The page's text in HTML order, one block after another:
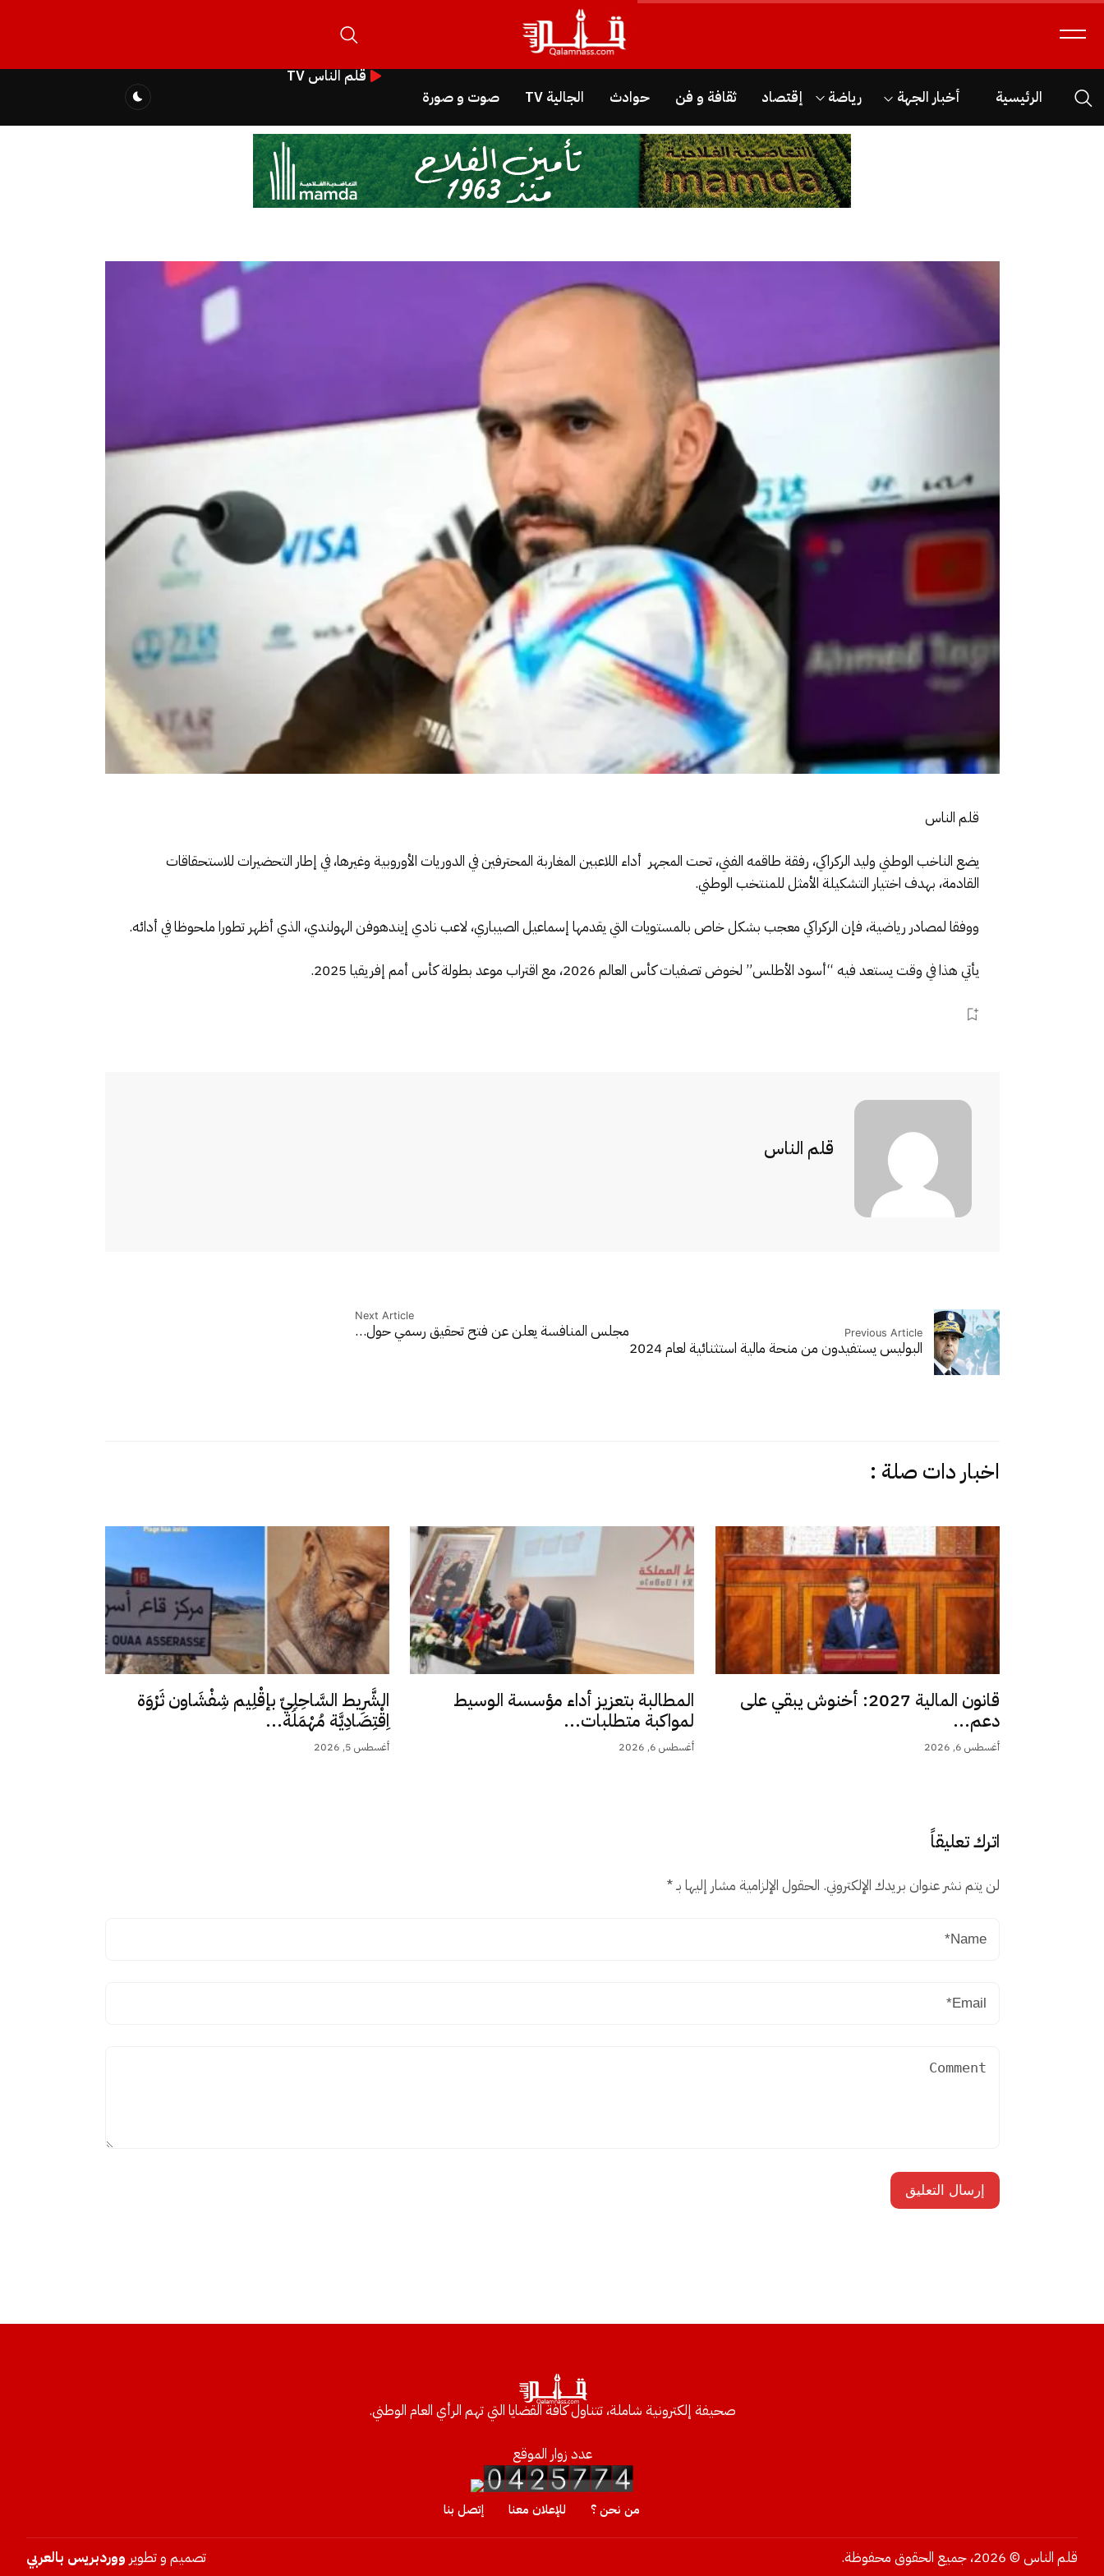
الرئيسية أخبار الجهة رياضة إقتصاد ثقافة و فن حوادث الجالية TV صوت و صورة
قلم الناس TV
قلم الناس
يضع الناخب الوطني وليد الركراكي، رفقة طاقمه الفني، تحت المجهر أداء اللاعبين المغاربة المحترفين في الدوريات الأوروبية وغيرها، في إطار التحضيرات للاستحقاقات
القادمة، بهدف اختيار التشكيلة الأمثل للمنتخب الوطني.
ووفقا لمصادر رياضية، فإن الركراكي معجب بشكل خاص بالمستويات التي يقدمها إسماعيل الصيباري، لاعب نادي إيندهوفن الهولندي، الذي أظهر تطورا ملحوظا في أدائه.
يأتي هذا في وقت يستعد فيه “أسود الأطلس” لخوض تصفيات كأس العالم 2026، مع اقتراب موعد بطولة كأس أمم إفريقيا 2025.
قلم الناس
Previous Article
البوليس يستفيدون من منحة مالية استثنائية لعام 2024
Next Article
مجلس المنافسة يعلن عن فتح تحقيق رسمي حول…
اخبار دات صلة :
قانون المالية 2027: أخنوش يبقي على
دعم...
أغسطس 6, 2026
المطالبة بتعزيز أداء مؤسسة الوسيط
لمواكبة متطلبات...
أغسطس 6, 2026
الشَّرِيط السَّاحِلِيّ بإقْلِيم شِفْشَاون ثَرْوَة
اِقْتِصَادِيَّة مُهْمَلَة...
أغسطس 5, 2026
اترك تعليقاً
لن يتم نشر عنوان بريدك الإلكتروني. الحقول الإلزامية مشار إليها بـ*
صحيفة إلكترونية شاملة، تتناول كافة القضايا التي تهم الرأي العام الوطني.
عدد زوار الموقع
من نحن ؟ للإعلان معنا إتصل بنا
قلم الناس © 2026، جميع الحقوق محفوظة. تصميم و تطوير ووردبريس بالعربي